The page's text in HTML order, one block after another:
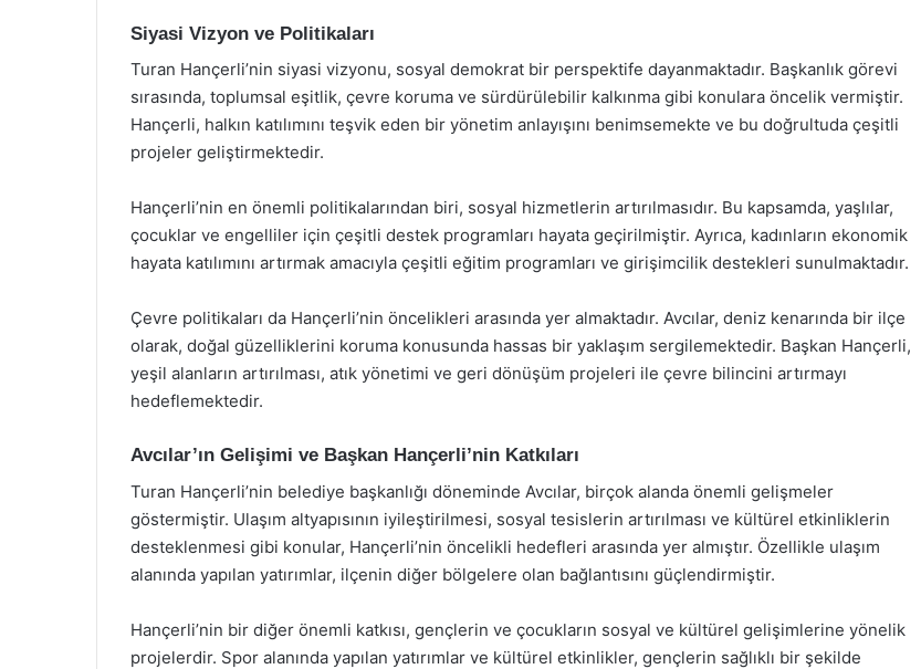
Siyasi Vizyon ve Politikaları
Turan Hançerli’nin siyasi vizyonu, sosyal demokrat bir perspektife dayanmaktadır. Başkanlık görevi
sırasında, toplumsal eşitlik, çevre koruma ve sürdürülebilir kalkınma gibi konulara öncelik vermiştir.
Hançerli, halkın katılımını teşvik eden bir yönetim anlayışını benimsemekte ve bu doğrultuda çeşitli
projeler geliştirmektedir.
Hançerli’nin en önemli politikalarından biri, sosyal hizmetlerin artırılmasıdır. Bu kapsamda, yaşlılar,
çocuklar ve engelliler için çeşitli destek programları hayata geçirilmiştir. Ayrıca, kadınların ekonomik
hayata katılımını artırmak amacıyla çeşitli eğitim programları ve girişimcilik destekleri sunulmaktadır.
Çevre politikaları da Hançerli’nin öncelikleri arasında yer almaktadır. Avcılar, deniz kenarında bir ilçe
olarak, doğal güzelliklerini koruma konusunda hassas bir yaklaşım sergilemektedir. Başkan Hançerli,
yeşil alanların artırılması, atık yönetimi ve geri dönüşüm projeleri ile çevre bilincini artırmayı
hedeflemektedir.
Avcılar’ın Gelişimi ve Başkan Hançerli’nin Katkıları
Turan Hançerli’nin belediye başkanlığı döneminde Avcılar, birçok alanda önemli gelişmeler
göstermiştir. Ulaşım altyapısının iyileştirilmesi, sosyal tesislerin artırılması ve kültürel etkinliklerin
desteklenmesi gibi konular, Hançerli’nin öncelikli hedefleri arasında yer almıştır. Özellikle ulaşım
alanında yapılan yatırımlar, ilçenin diğer bölgelere olan bağlantısını güçlendirmiştir.
Hançerli’nin bir diğer önemli katkısı, gençlerin ve çocukların sosyal ve kültürel gelişimlerine yönelik
projelerdir. Spor alanında yapılan yatırımlar ve kültürel etkinlikler, gençlerin sağlıklı bir şekilde